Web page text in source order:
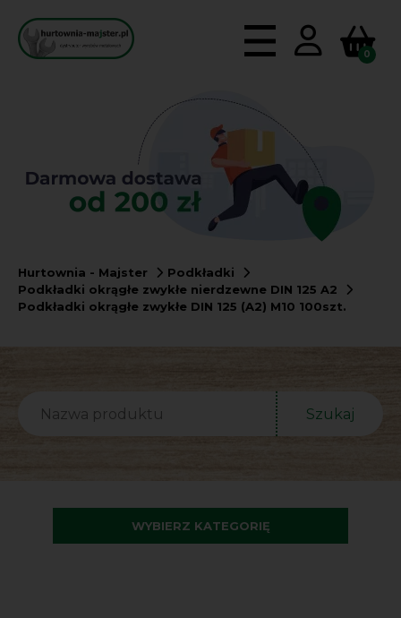
0
Hurtownia - Majster
Podkładki
Podkładki okrągłe zwykłe nierdzewne DIN 125 A2
Podkładki okrągłe zwykłe DIN 125 (A2) M10 100szt.
WYBIERZ KATEGORIĘ
Szukaj